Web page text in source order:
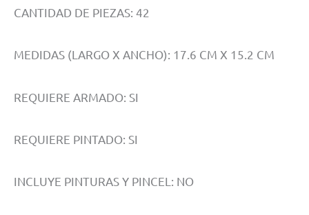
CANTIDAD DE PIEZAS: 42
MEDIDAS (LARGO X ANCHO): 17.6 CM X 15.2 CM
REQUIERE ARMADO: SI
REQUIERE PINTADO: SI
INCLUYE PINTURAS Y PINCEL: NO